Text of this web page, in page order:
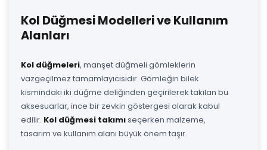
Kol Düğmesi Modelleri ve Kullanım
Alanları
Kol düğmeleri, manşet düğmeli gömleklerin
vazgeçilmez tamamlayıcısıdır. Gömleğin bilek
kısmındaki iki düğme deliğinden geçirilerek takılan bu
aksesuarlar, ince bir zevkin göstergesi olarak kabul
edilir. Kol düğmesi takımıseçerken malzeme,
tasarım ve kullanım alanı büyük önem taşır.